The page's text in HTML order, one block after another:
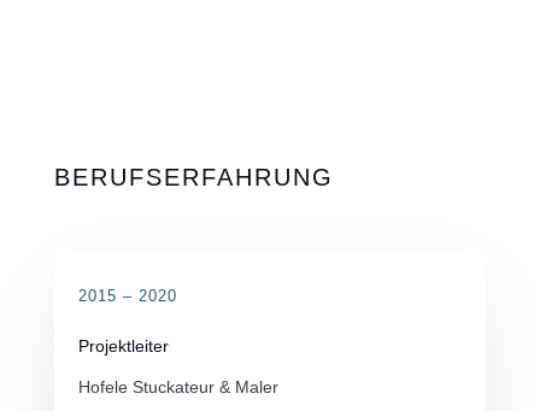
BERUFSERFAHRUNG
2015 – 2020
Projektleiter
Hofele Stuckateur & Maler